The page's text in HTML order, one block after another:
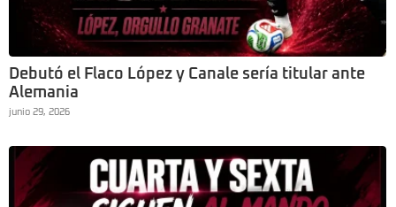
Debutó el Flaco López y Canale sería titular ante
Alemania
junio 29, 2026